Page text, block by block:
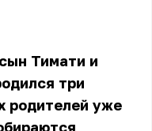
Тимати и
три
родителей уже